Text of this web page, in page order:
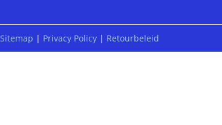
Sitemap | Privacy Policy | Retourbeleid